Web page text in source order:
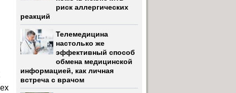
риск аллергических
реакций
Телемедицина
настолько же
эффективный способ
обмена медицинской
информацией, как личная
встреча с врачом